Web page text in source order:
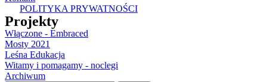
POLITYKA PRYWATNOŚCI
Projekty
Włączone - Embraced
Mosty 2021
Leśna Edukacja
Witamy i pomagamy - noclegi
Archiwum